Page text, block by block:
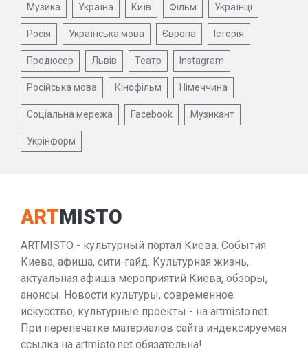
Музика Україна Київ Фільм Українці
Росія Українська мова Європа Історія
Продюсер Львів Театр Instagram
Російська мова Кінофільм Німеччина
Соціальна мережа Facebook Музикант
Укрінформ
ARTMISTO
ARTMISTO - культурный портал Киева. События
Киева, афиша, сити-гайд. Культурная жизнь,
актуальная афиша мероприятий Киева, обзоры,
анонсы. Новости культуры, современное
искусство, культурные проекты - на artmisto.net.
При перепечатке материалов сайта индексируемая
ссылка на artmisto.net обязательна!